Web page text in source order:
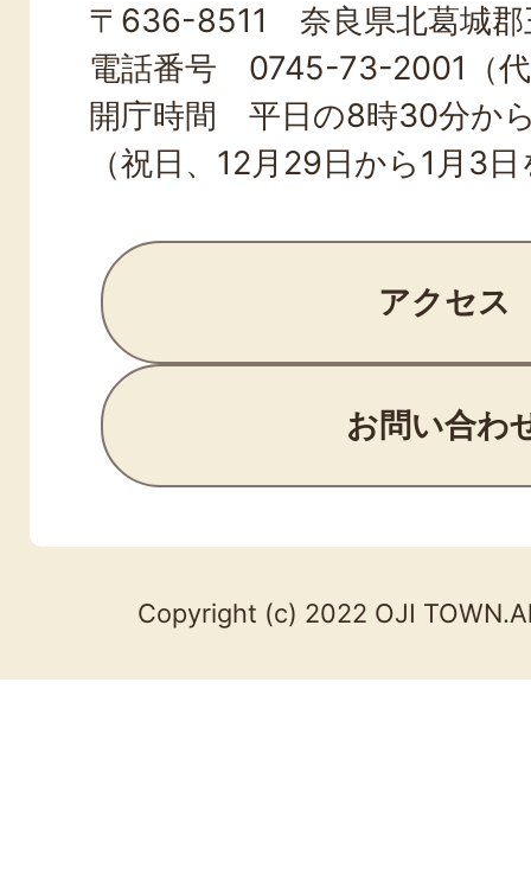
TOWN
〒636-8511 奈良県北葛城郡
電話番号 0745-73-2001（
開庁時間 平日の8時30分か
（祝日、12月29日から1月3
アクセス
お問い合わ
Copyright (c) 2022 OJI